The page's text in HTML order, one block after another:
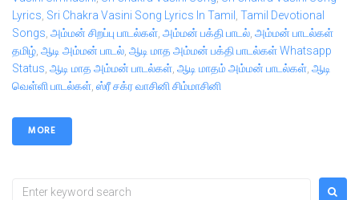
Lyrics, Sri Chakra Vasini Song Lyrics In Tamil , Tamil Devotional
Songs, அம்மன் சிறப்பு பாடல்கள், அம்மன் பக்தி பாடல், அம்மன் பாடல்கள்
தமிழ், ஆடி அம்மன் பாடல், ஆடி மாத அம்மன் பக்தி பாடல்கள் Whatsapp
Status, ஆடி மாத அம்மன் பாடல்கள், ஆடி மாதம் அம்மன் பாடல்கள், ஆடி
வெள்ளி பாடல்கள், ஸ்ரீ சக்ர வாசினி சிம்மாசினி
MORE